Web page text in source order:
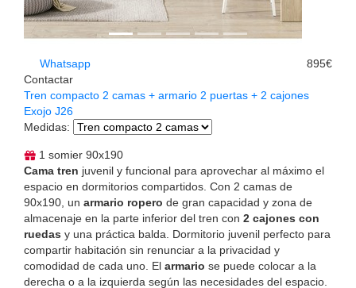
Whatsapp
Contactar
895€
Tren compacto 2 camas + armario 2 puertas + 2 cajones
Exojo J26
Medidas:
1 somier 90x190
Cama tren juvenil y funcional para aprovechar al máximo el
espacio en dormitorios compartidos. Con 2 camas de
90x190, un armario ropero de gran capacidad y zona de
almacenaje en la parte inferior del tren con 2 cajones con
ruedas y una práctica balda. Dormitorio juvenil perfecto para
compartir habitación sin renunciar a la privacidad y
comodidad de cada uno. El armario se puede colocar a la
derecha o a la izquierda según las necesidades del espacio.